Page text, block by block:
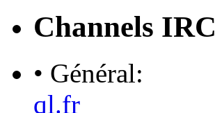
Channels IRC
• Général:
ql.fr